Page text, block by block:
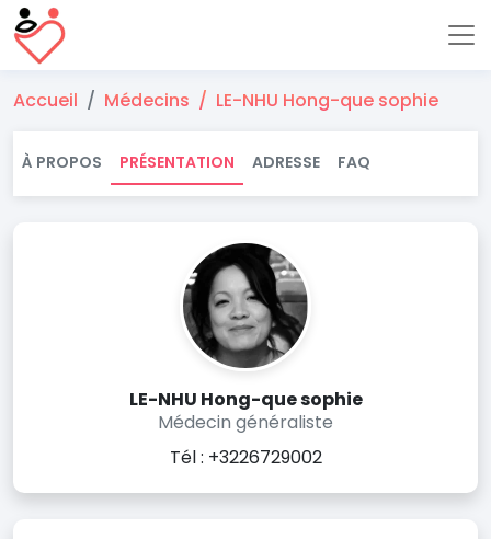
Accueil Médecins LE-NHU Hong-que sophie
À PROPOS PRÉSENTATION ADRESSE FAQ
LE-NHU Hong-que sophie
Médecin généraliste
Tél : +3226729002